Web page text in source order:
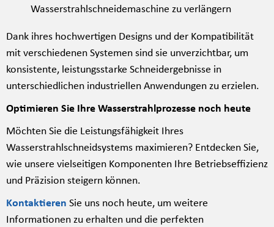
Wasserstrahlschneidemaschine zu verlängern
Dank ihres hochwertigen Designs und der Kompatibilität
mit verschiedenen Systemen sind sie unverzichtbar, um
konsistente, leistungsstarke Schneidergebnisse in
unterschiedlichen industriellen Anwendungen zu erzielen.
Optimieren Sie Ihre Wasserstrahlprozesse noch heute
Möchten Sie die Leistungsfähigkeit Ihres
Wasserstrahlschneidsystems maximieren? Entdecken Sie,
wie unsere vielseitigen Komponenten Ihre Betriebseffizienz
und Präzision steigern können.
Kontaktieren Sie uns noch heute, um weitere
Informationen zu erhalten und die perfekten